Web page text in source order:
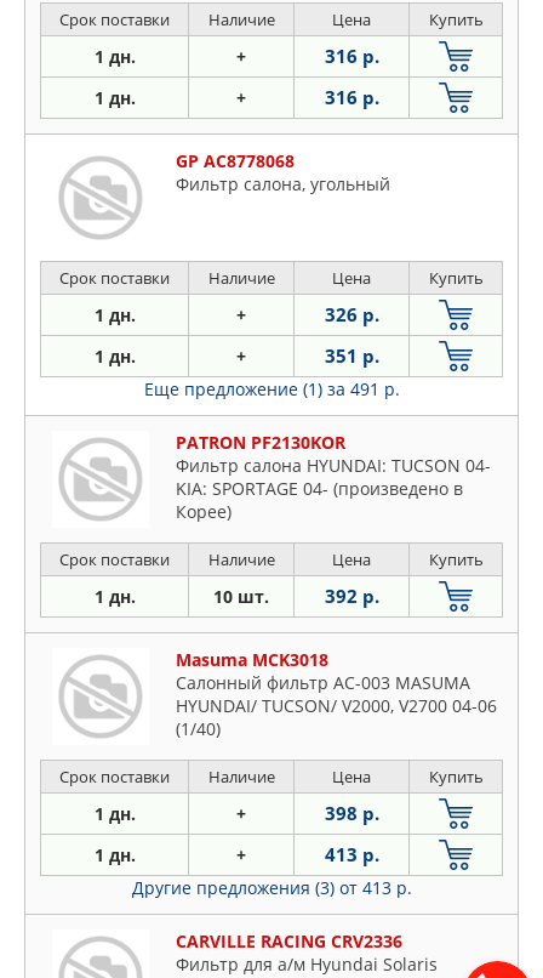
Срок поставки Наличие Цена Купить
1 дн. + 316 р.
1 дн. + 316 р.
GP AC8778068
Фильтр салона, угольный
Срок поставки Наличие Цена Купить
1 дн. + 326 р.
1 дн. + 351 р.
Еще предложение (1) за 491 р.
PATRON PF2130KOR
Фильтр салона HYUNDAI: TUCSON 04-
KIA: SPORTAGE 04- (произведено в
Корее)
Срок поставки Наличие Цена Купить
1 дн. 10 шт. 392 р.
Masuma MCK3018
Салонный фильтр AC-003 MASUMA
HYUNDAI/ TUCSON/ V2000, V2700 04-06
(1/40)
Срок поставки Наличие Цена Купить
1 дн. + 398 р.
1 дн. + 413 р.
Другие предложения (3) от 413 р.
CARVILLE RACING CRV2336
Фильтр для а/м Hyundai Solaris